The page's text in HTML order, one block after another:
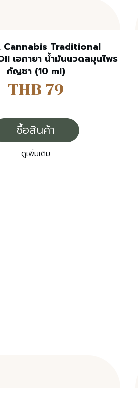
Cannabis Traditional
เอกายา น้ำมันนวดสมุนไพร
กัญชา (10 ml)
THB 79
ซื้อสินค้า
ดูเพิ่มเติม